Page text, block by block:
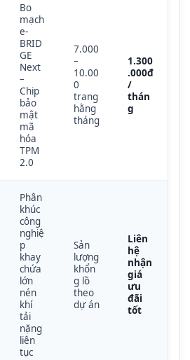
Bo
mạch
e-
BRID
GE
Next
–
Chip
bảo
mật
mã
hóa
TPM
2.0
7.000
–
10.00
0
trang
hằng
tháng
1.300
.000đ
/
thán
g
Phân
khúc
công
nghiệ
p
khay
chứa
lớn
nén
khí
tải
nặng
liên
tục
Sản
lượng
khổn
g lồ
theo
dự án
Liên
hệ
nhận
giá
ưu
đãi
tốt